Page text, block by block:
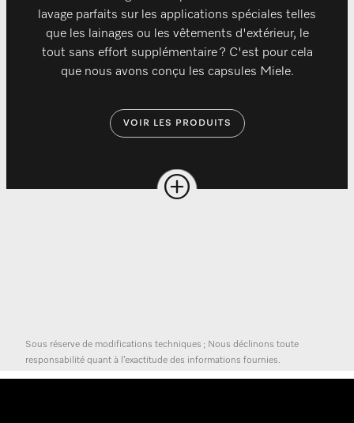
lavage parfaits sur les applications spéciales telles
que les lainages ou les vêtements d'extérieur, le
tout sans effort supplémentaire ? C'est pour cela
que nous avons conçu les capsules Miele.
VOIR LES PRODUITS
Sous réserve de modifications techniques ; Nous déclinons toute
responsabilité quant à l’exactitude des informations fournies.